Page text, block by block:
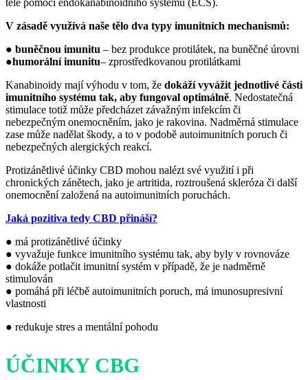
V zásadě využívá naše tělo dva typy imunitních mechanismů:
● buněčnou imunitu – bez produkce protilátek, na buněčné úrovni
●humorální imunitu– zprostředkovanou protilátkami
Kanabinoidy mají výhodu v tom, že dokáží vyvážit jednotlivé části
imunitního systému tak, aby fungoval optimálně. Nedostatečná
stimulace totiž může předcházet závažným infekcím či
nebezpečným onemocněním, jako je rakovina. Nadměrná stimulace
zase může nadělat škody, a to v podobě autoimunitních poruch či
nebezpečných alergických reakcí.
Protizánětlivé účinky CBD mohou nalézt své využití i při
chronických zánětech, jako je artritida, roztroušená skleróza či další
onemocnění založená na autoimunitních poruchách.
Jaká pozitiva tedy CBD přináší?
● má protizánětlivé účinky
● vyvažuje funkce imunitního systému tak, aby byly v rovnováze
● dokáže potlačit imunitní systém v případě, že je nadměrně
stimulován
● pomáhá při léčbě autoimunitních poruch, má imunosupresivní
vlastnosti
● redukuje stres a mentální pohodu
ÚČINKY CBG